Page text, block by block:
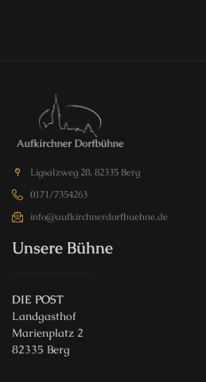
Ligsalzweg 28, 82335 Berg
0171/7354263
info@aufkirchnerdorfbuehne.de
Unsere Bühne
DIE POST
Landgasthof
Marienplatz 2
82335 Berg